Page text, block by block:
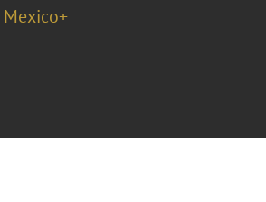
Mexico+